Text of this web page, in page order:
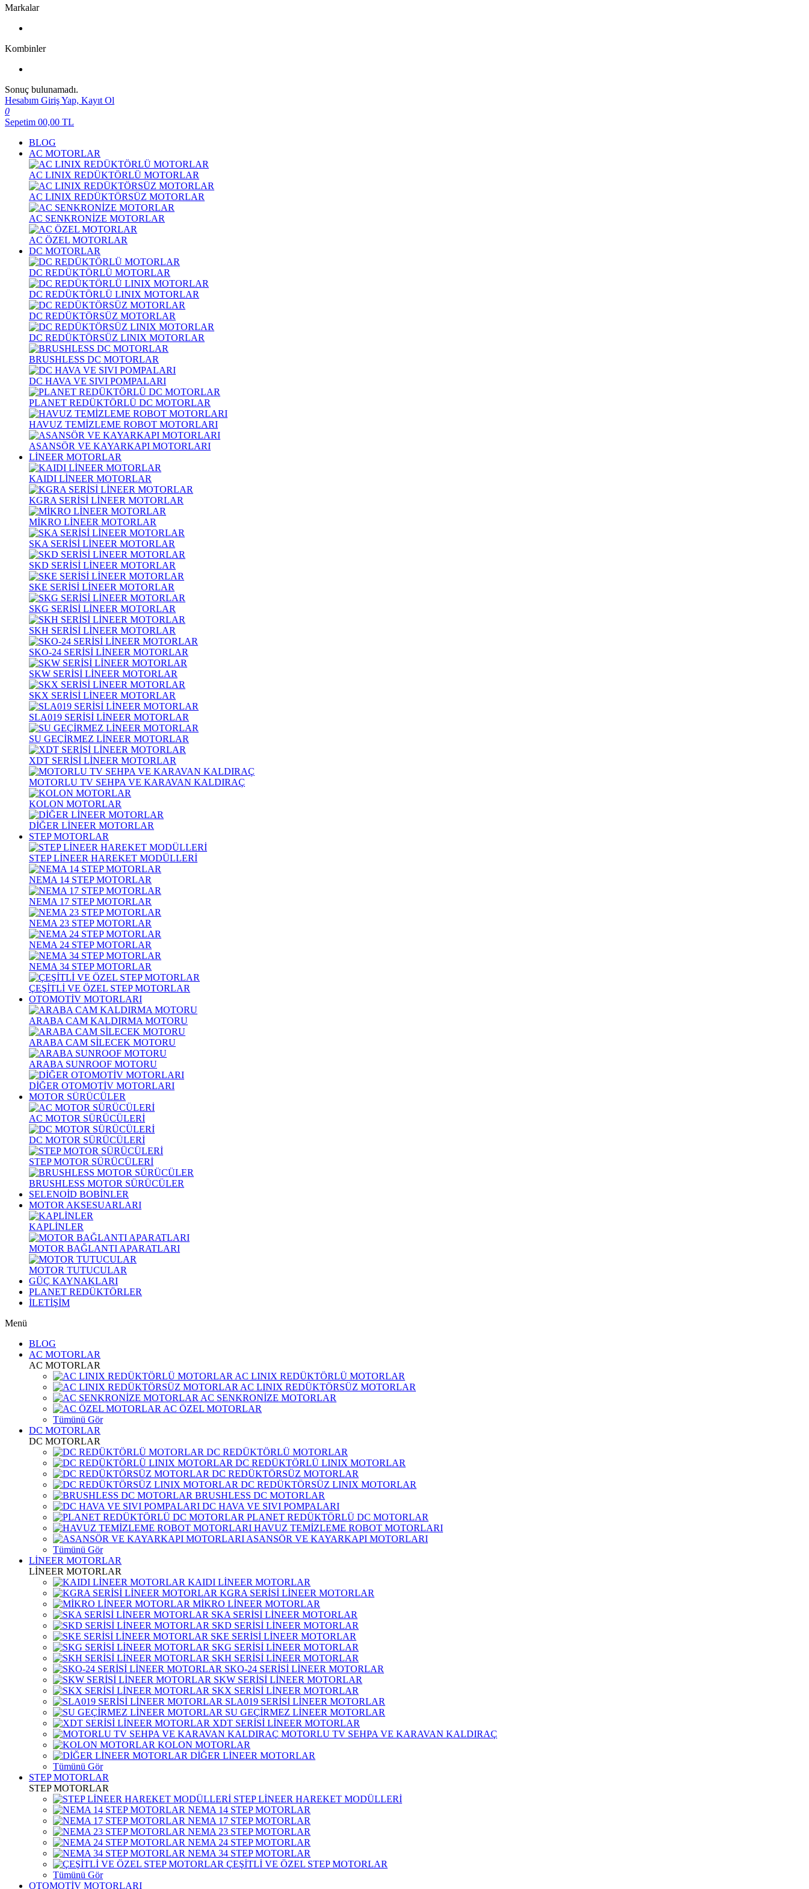
Markalar
Kombinler
Sonuç bulunamadı.
Hesabım Giriş Yap, Kayıt Ol
0
Sepetim 00,00 TL
BLOG
AC MOTORLAR
AC LINIX REDÜKTÖRLÜ MOTORLAR
AC LINIX REDÜKTÖRSÜZ MOTORLAR
AC SENKRONİZE MOTORLAR
AC ÖZEL MOTORLAR
DC MOTORLAR
DC REDÜKTÖRLÜ MOTORLAR
DC REDÜKTÖRLÜ LINIX MOTORLAR
DC REDÜKTÖRSÜZ MOTORLAR
DC REDÜKTÖRSÜZ LINIX MOTORLAR
BRUSHLESS DC MOTORLAR
DC HAVA VE SIVI POMPALARI
PLANET REDÜKTÖRLÜ DC MOTORLAR
HAVUZ TEMİZLEME ROBOT MOTORLARI
ASANSÖR VE KAYARKAPI MOTORLARI
LİNEER MOTORLAR
KAIDI LİNEER MOTORLAR
KGRA SERİSİ LİNEER MOTORLAR
MİKRO LİNEER MOTORLAR
SKA SERİSİ LİNEER MOTORLAR
SKD SERİSİ LİNEER MOTORLAR
SKE SERİSİ LİNEER MOTORLAR
SKG SERİSİ LİNEER MOTORLAR
SKH SERİSİ LİNEER MOTORLAR
SKO-24 SERİSİ LİNEER MOTORLAR
SKW SERİSİ LİNEER MOTORLAR
SKX SERİSİ LİNEER MOTORLAR
SLA019 SERİSİ LİNEER MOTORLAR
SU GEÇİRMEZ LİNEER MOTORLAR
XDT SERİSİ LİNEER MOTORLAR
MOTORLU TV SEHPA VE KARAVAN KALDIRAÇ
KOLON MOTORLAR
DİĞER LİNEER MOTORLAR
STEP MOTORLAR
STEP LİNEER HAREKET MODÜLLERİ
NEMA 14 STEP MOTORLAR
NEMA 17 STEP MOTORLAR
NEMA 23 STEP MOTORLAR
NEMA 24 STEP MOTORLAR
NEMA 34 STEP MOTORLAR
ÇEŞİTLİ VE ÖZEL STEP MOTORLAR
OTOMOTİV MOTORLARI
ARABA CAM KALDIRMA MOTORU
ARABA CAM SİLECEK MOTORU
ARABA SUNROOF MOTORU
DİĞER OTOMOTİV MOTORLARI
MOTOR SÜRÜCÜLER
AC MOTOR SÜRÜCÜLERİ
DC MOTOR SÜRÜCÜLERİ
STEP MOTOR SÜRÜCÜLERİ
BRUSHLESS MOTOR SÜRÜCÜLER
SELENOİD BOBİNLER
MOTOR AKSESUARLARI
KAPLİNLER
MOTOR BAĞLANTI APARATLARI
MOTOR TUTUCULAR
GÜÇ KAYNAKLARI
PLANET REDÜKTÖRLER
İLETİŞİM
Menü
BLOG
AC MOTORLAR
AC MOTORLAR
AC LINIX REDÜKTÖRLÜ MOTORLAR
AC LINIX REDÜKTÖRSÜZ MOTORLAR
AC SENKRONİZE MOTORLAR
AC ÖZEL MOTORLAR
Tümünü Gör
DC MOTORLAR
DC MOTORLAR
DC REDÜKTÖRLÜ MOTORLAR
DC REDÜKTÖRLÜ LINIX MOTORLAR
DC REDÜKTÖRSÜZ MOTORLAR
DC REDÜKTÖRSÜZ LINIX MOTORLAR
BRUSHLESS DC MOTORLAR
DC HAVA VE SIVI POMPALARI
PLANET REDÜKTÖRLÜ DC MOTORLAR
HAVUZ TEMİZLEME ROBOT MOTORLARI
ASANSÖR VE KAYARKAPI MOTORLARI
Tümünü Gör
LİNEER MOTORLAR
LİNEER MOTORLAR
KAIDI LİNEER MOTORLAR
KGRA SERİSİ LİNEER MOTORLAR
MİKRO LİNEER MOTORLAR
SKA SERİSİ LİNEER MOTORLAR
SKD SERİSİ LİNEER MOTORLAR
SKE SERİSİ LİNEER MOTORLAR
SKG SERİSİ LİNEER MOTORLAR
SKH SERİSİ LİNEER MOTORLAR
SKO-24 SERİSİ LİNEER MOTORLAR
SKW SERİSİ LİNEER MOTORLAR
SKX SERİSİ LİNEER MOTORLAR
SLA019 SERİSİ LİNEER MOTORLAR
SU GEÇİRMEZ LİNEER MOTORLAR
XDT SERİSİ LİNEER MOTORLAR
MOTORLU TV SEHPA VE KARAVAN KALDIRAÇ
KOLON MOTORLAR
DİĞER LİNEER MOTORLAR
Tümünü Gör
STEP MOTORLAR
STEP MOTORLAR
STEP LİNEER HAREKET MODÜLLERİ
NEMA 14 STEP MOTORLAR
NEMA 17 STEP MOTORLAR
NEMA 23 STEP MOTORLAR
NEMA 24 STEP MOTORLAR
NEMA 34 STEP MOTORLAR
ÇEŞİTLİ VE ÖZEL STEP MOTORLAR
Tümünü Gör
OTOMOTİV MOTORLARI